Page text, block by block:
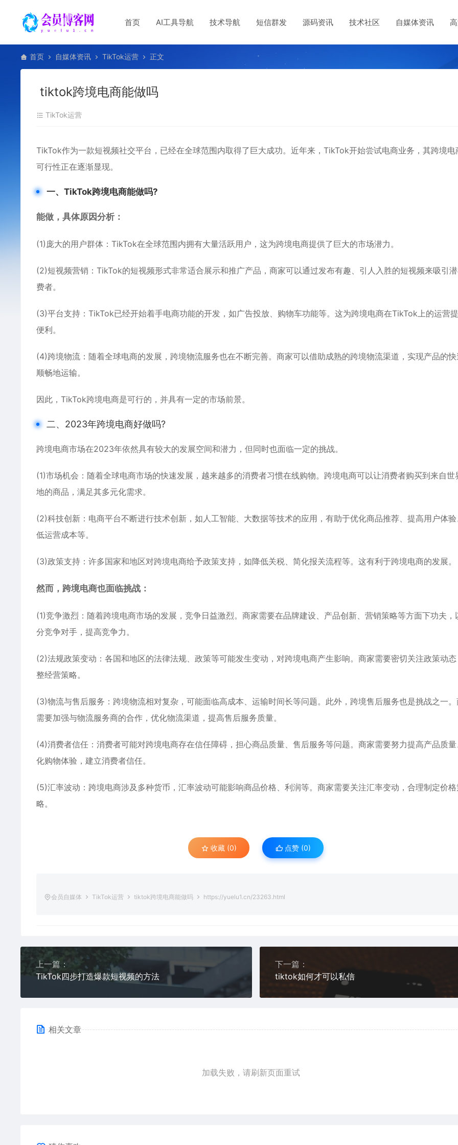
首页 AI工具导航 技术导航 短信群发 源码资讯 技术社区 自媒体资讯
首页 自媒体资讯 TikTok运营 正文
tiktok跨境电商能做吗
TikTok运营
TikTok作为一款短视频社交平台，已经在全球范围内取得了巨大成功。近年来，TikTok开始尝试电商业务，其跨境电
可行性正在逐渐显现。
一、TikTok跨境电商能做吗?
能做，具体原因分析：
(1)庞大的用户群体：TikTok在全球范围内拥有大量活跃用户，这为跨境电商提供了巨大的市场潜力。
(2)短视频营销：TikTok的短视频形式非常适合展示和推广产品，商家可以通过发布有趣、引人入胜的短视频来吸引
费者。
(3)平台支持：TikTok已经开始着手电商功能的开发，如广告投放、购物车功能等。这为跨境电商在TikTok上的运营
便利。
(4)跨境物流：随着全球电商的发展，跨境物流服务也在不断完善。商家可以借助成熟的跨境物流渠道，实现产品的快
顺畅地运输。
因此，TikTok跨境电商是可行的，并具有一定的市场前景。
二、2023年跨境电商好做吗?
跨境电商市场在2023年依然具有较大的发展空间和潜力，但同时也面临一定的挑战。
(1)市场机会：随着全球电商市场的快速发展，越来越多的消费者习惯在线购物。跨境电商可以让消费者购买到来自世
地的商品，满足其多元化需求。
(2)科技创新：电商平台不断进行技术创新，如人工智能、大数据等技术的应用，有助于优化商品推荐、提高用户体验
低运营成本等。
(3)政策支持：许多国家和地区对跨境电商给予政策支持，如降低关税、简化报关流程等。这有利于跨境电商的发展。
然而，跨境电商也面临挑战：
(1)竞争激烈：随着跨境电商市场的发展，竞争日益激烈。商家需要在品牌建设、产品创新、营销策略等方面下功夫，
分竞争对手，提高竞争力。
(2)法规政策变动：各国和地区的法律法规、政策等可能发生变动，对跨境电商产生影响。商家需要密切关注政策动态
整经营策略。
(3)物流与售后服务：跨境物流相对复杂，可能面临高成本、运输时间长等问题。此外，跨境售后服务也是挑战之一。
需要加强与物流服务商的合作，优化物流渠道，提高售后服务质量。
(4)消费者信任：消费者可能对跨境电商存在信任障碍，担心商品质量、售后服务等问题。商家需要努力提高产品质
化购物体验，建立消费者信任。
(5)汇率波动：跨境电商涉及多种货币，汇率波动可能影响商品价格、利润等。商家需要关注汇率变动，合理制定价
略。
收藏 (0) 点赞 (0)
会员自媒体 TikTok运营 tiktok跨境电商能做吗 https://yuelu1.cn/23263.html
上一篇：
TikTok四步打造爆款短视频的方法
下一篇：
tiktok如何才可以私信
相关文章
加载失败，请刷新页面重试